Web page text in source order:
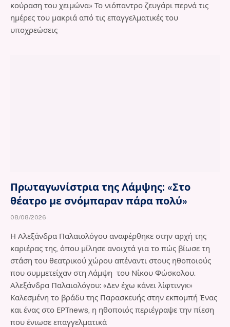
κούραση του χειμώνα» Το νιόπαντρο ζευγάρι περνά τις
ημέρες του μακριά από τις επαγγελματικές του
υποχρεώσεις
Πρωταγωνίστρια της Λάμψης: «Στο
θέατρο με σνόμπαραν πάρα πολύ»
08/08/2026
Η Αλεξάνδρα Παλαιολόγου αναφέρθηκε στην αρχή της
καριέρας της, όπου μίλησε ανοιχτά για το πώς βίωσε τη
στάση του θεατρικού χώρου απέναντι στους ηθοποιούς
που συμμετείχαν στη Λάμψη του Νίκου Φώσκολου.
Αλεξάνδρα Παλαιολόγου: «Δεν έχω κάνει λίφτινγκ»
Καλεσμένη το βράδυ της Παρασκευής στην εκπομπή Ένας
και ένας στο ΕΡΤnews, η ηθοποιός περιέγραψε την πίεση
που ένιωσε επαγγελματικά